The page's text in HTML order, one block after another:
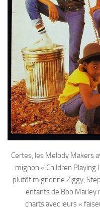
Certes, les Melody Makers
mignon « Children Playing
plutôt mignonne Ziggy,
enfants de Bob Marley
charts avec leurs «